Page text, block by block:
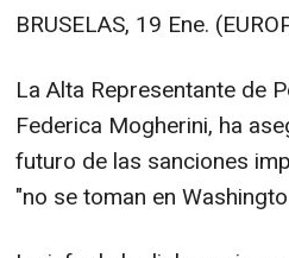
BRUSELAS, 19 Ene.
La Alta Representante de
Federica Mogherini, ha
futuro de las sanciones
"no se toman en